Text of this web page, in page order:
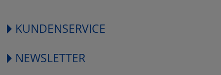
KUNDENSERVICE
NEWSLETTER